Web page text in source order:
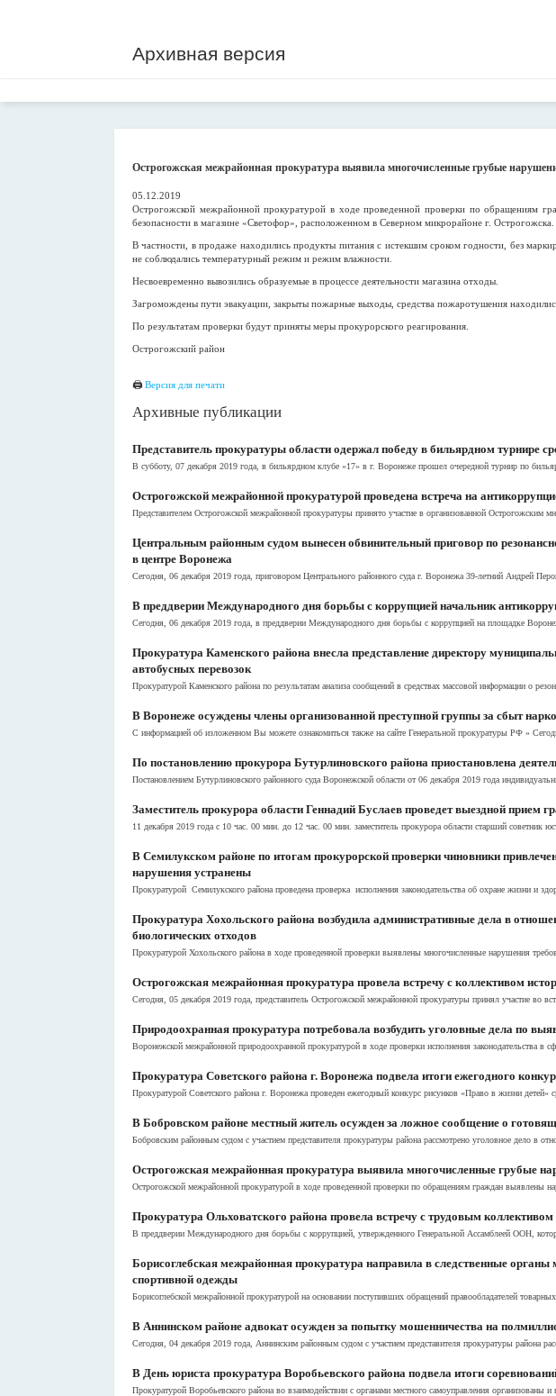
Архивная версия
Острогожская межрайонная прокуратура выявила многочисленные грубые
05.12.2019
Острогожской межрайонной прокуратурой в ходе проведенной проверки по обращениям
безопасности в магазине «Светофор», расположенном в Северном микрорайоне г. Острогожска.
В частности, в продаже находились продукты питания с истекшим сроком годности, без
не соблюдались температурный режим и режим влажности.
Несвоевременно вывозились образуемые в процессе деятельности магазина отходы.
Загромождены пути эвакуации, закрыты пожарные выходы, средства пожаротушения
По результатам проверки будут приняты меры прокурорского реагирования.
Острогожский район
🖨 Версия для печати
Архивные публикации
Представитель прокуратуры области одержал победу в бильярдном турнире
В субботу, 07 декабря 2019 года, в бильярдном клубе «17» в г. Воронеже прошел очередной турнир по
Острогожской межрайонной прокуратурой проведена встреча на
Представителем Острогожской межрайонной прокуратуры принято участие в организованной
Центральным районным судом вынесен обвинительный приговор по
в центре Воронежа
Сегодня, 06 декабря 2019 года, приговором Центрального районного суда г. Воронежа 39-летний Андрей
В преддверии Международного дня борьбы с коррупцией начальник
Сегодня, 06 декабря 2019 года, в преддверии Международного дня борьбы с коррупцией на площадке
Прокуратура Каменского района внесла представление директору
автобусных перевозок
Прокуратурой Каменского района по результатам анализа сообщений в средствах массовой информации о
В Воронеже осуждены члены организованной преступной группы за сбыт
С информацией об изложенном Вы можете ознакомиться также на сайте Генеральной прокуратуры РФ »
По постановлению прокурора Бутурлиновского района приостановлена
Постановлением Бутурлиновского районного суда Воронежской области от 06 декабря 2019 года
Заместитель прокурора области Геннадий Буслаев проведет выездной прием
11 декабря 2019 года с 10 час. 00 мин. до 12 час. 00 мин. заместитель прокурора области старший советник
В Семилукском районе по итогам прокурорской проверки чиновники
нарушения устранены
Прокуратурой Семилукского района проведена проверка исполнения законодательства об охране жизни и
Прокуратура Хохольского района возбудила административные дела в
биологических отходов
Прокуратурой Хохольского района в ходе проведенной проверки выявлены многочисленные нарушения
Острогожская межрайонная прокуратура провела встречу с коллективом
Сегодня, 05 декабря 2019 года, представитель Острогожской межрайонной прокуратуры принял участие во
Природоохранная прокуратура потребовала возбудить уголовные дела по
Воронежской межрайонной природоохранной прокуратурой в ходе проверки исполнения законодательства
Прокуратура Советского района г. Воронежа подвела итоги ежегодного
Прокуратурой Советского района г. Воронежа проведен ежегодный конкурс рисунков «Право в жизни
В Бобровском районе местный житель осужден за ложное сообщение о
Бобровским районным судом с участием представителя прокуратуры района рассмотрено уголовное дело в
Острогожская межрайонная прокуратура выявила многочисленные грубые
Острогожской межрайонной прокуратурой в ходе проведенной проверки по обращениям граждан выявлены
Прокуратура Ольховатского района провела встречу с трудовым
В преддверии Международного дня борьбы с коррупцией, утвержденного Генеральной Ассамблеей ООН,
Борисоглебская межрайонная прокуратура направила в следственные
спортивной одежды
Борисоглебской межрайонной прокуратурой на основании поступивших обращений правообладателей
В Аннинском районе адвокат осужден за попытку мошенничества на
Сегодня, 04 декабря 2019 года, Аннинским районным судом с участием представителя прокуратуры района
В День юриста прокуратура Воробьевского района подвела итоги
Прокуратурой Воробьевского района во взаимодействии с органами местного самоуправления